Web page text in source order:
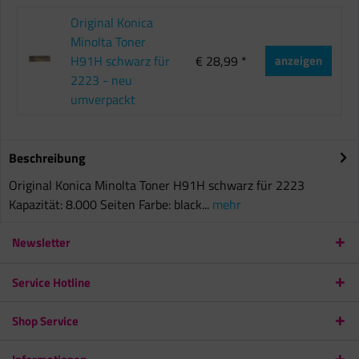
Original Konica
Minolta Toner
H91H schwarz für
2223 - neu
umverpackt
€ 28,99 * anzeigen
Beschreibung
Original Konica Minolta Toner H91H schwarz für 2223
Kapazität: 8.000 Seiten Farbe: black... mehr
Newsletter
Service Hotline
Shop Service